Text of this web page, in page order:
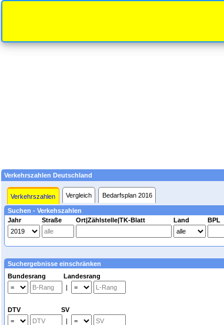
Verkehrszahlen Deutschland
Verkehrszahlen Vergleich Bedarfsplan 2016
Suchen - Verkehszahlen
Jahr
Straße Ort|Zählstelle|TK-Blatt Land BPL
Suchergebnisse einschränken
Bundesrang Landesrang
|
DTV SV
|